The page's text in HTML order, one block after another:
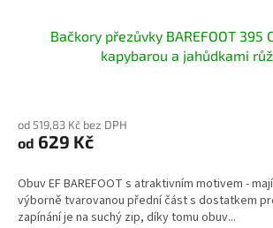
Bačkory přezůvky BAREFOOT 395
kapybarou a jahůdkami
od 519,83 Kč bez DPH
od 629 Kč
Obuv EF BAREFOOT s atraktivním motivem -
výborně tvarovanou přední část s dostatkem
zapínání je na suchý zip, díky tomu obuv...